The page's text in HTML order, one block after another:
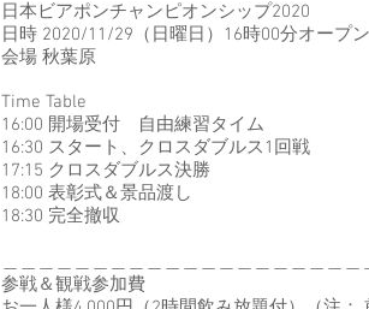
日本ビアポンチャンピオンシップ2020
日時 2020/11/29（日曜日）16時00分オープン
会場 秋葉原
Time Table
16:00 開場受付 自由練習タイム
16:30 スタート、クロスダブルス1回戦
17:15 クロスダブルス決勝
18:00 表彰式＆景品渡し
18:30 完全撤収
参戦＆観戦参加費